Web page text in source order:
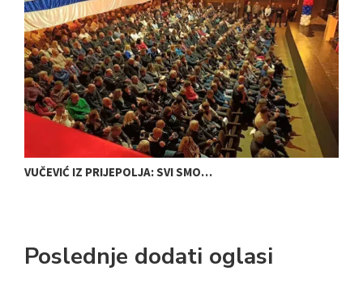
VUČEVIĆ IZ PRIJEPOLJA: SVI SMO…
Poslednje dodati oglasi